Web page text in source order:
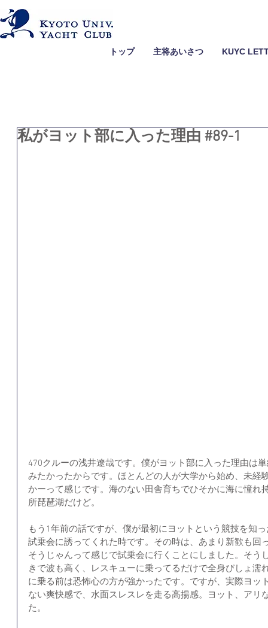
トップ 主将あいさつ KUYC
私がヨット部に入った理由 #89-1
470クルーの浅井遼哉です。僕がヨット部に入った理由は
みたかったからです。ほとんどの人が大学から始め、未経
かーって感じです。海のない田舎育ちでひそかに海に憧れ
所琵琶湖だけど。
もう1年前の話ですが、僕が最初にヨットという競技を知
試乗会に誘ってくれた時です。その時は、あまり新歓も回
そうじゃんって感じで試乗会に行くことにしました。そう
きで波も高く、レスキューに乗ってるだけで全身びしょ濡
に乗る前は恐怖心の方が強かったです。ですが、実際ヨッ
ない爽快感で、水面スレスレを走る高揚感。ヨット、アリ
た。